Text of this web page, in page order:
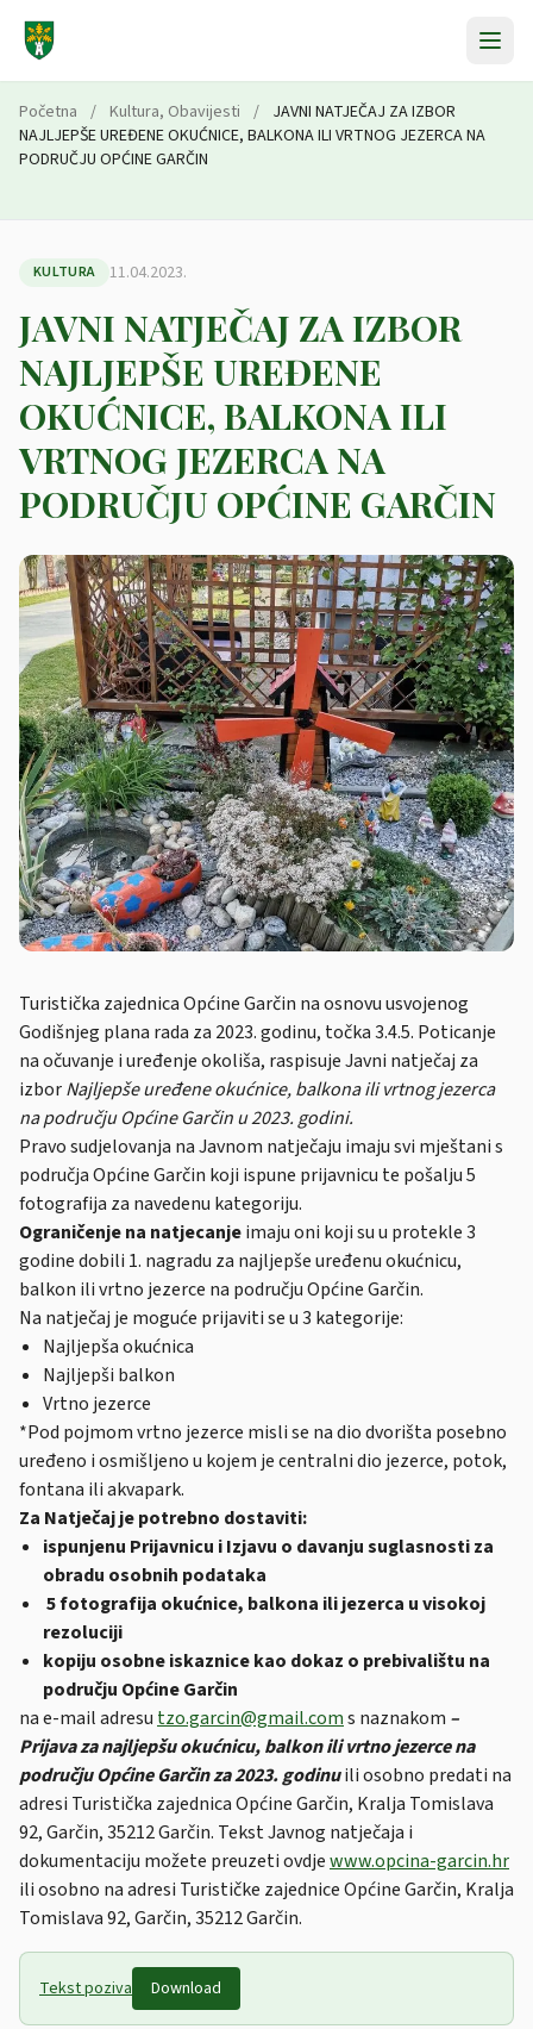
Početna / Kultura, Obavijesti / JAVNI NATJEČAJ ZA IZBOR
NAJLJEPŠE UREĐENE OKUĆNICE, BALKONA ILI VRTNOG JEZERCA NA
PODRUČJU OPĆINE GARČIN
KULTURA 11.04.2023.
JAVNI NATJEČAJ ZA IZBOR
NAJLJEPŠE UREĐENE
OKUĆNICE, BALKONA ILI
VRTNOG JEZERCA NA
PODRUČJU OPĆINE GARČIN
Turistička zajednica Općine Garčin na osnovu usvojenog
Godišnjeg plana rada za 2023. godinu, točka 3.4.5. Poticanje
na očuvanje i uređenje okoliša, raspisuje Javni natječaj za
izborNajljepše uređene okućnice, balkona ili vrtnog jezerca
na području Općine Garčin u 2023. godini.
Pravo sudjelovanja na Javnom natječaju imaju svi mještani s
područja Općine Garčin koji ispune prijavnicu te pošalju 5
fotografija za navedenu kategoriju.
Ograničenje na natjecanjeimaju oni koji su u protekle 3
godine dobili 1. nagradu za najljepše uređenu okućnicu,
balkon ili vrtno jezerce na području Općine Garčin.
Na natječaj je moguće prijaviti se u 3 kategorije:
Najljepša okućnica
Najljepši balkon
Vrtno jezerce
*Pod pojmom vrtno jezerce misli se na dio dvorišta posebno
uređeno i osmišljeno u kojem je centralni dio jezerce, potok,
fontana ili akvapark.
Za Natječaj je potrebno dostaviti:
ispunjenu Prijavnicu i Izjavu o davanju suglasnosti za
obradu osobnih podataka
5 fotografija okućnice, balkona ili jezerca u visokoj
rezoluciji
kopiju osobne iskaznice kao dokaz o prebivalištu na
području Općine Garčin
na e-mail adresu tzo.garcin@gmail.coms naznakom –
Prijava za najljepšu okućnicu, balkon ili vrtno jezerce na
području Općine Garčin za 2023. godinuili osobno predati na
adresi Turistička zajednica Općine Garčin, Kralja Tomislava
92, Garčin, 35212 Garčin. Tekst Javnog natječaja i
dokumentaciju možete preuzeti ovdjewww.opcina-garcin.hr
ili osobno na adresi Turističke zajednice Općine Garčin, Kralja
Tomislava 92, Garčin, 35212 Garčin.
Tekst poziva Download